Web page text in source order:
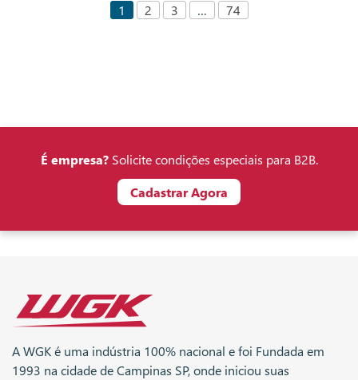
1 2 3 … 74
É empresa?Solicite condições especiais para B2B.
Cadastrar Agora
A WGK é uma indústria 100% nacional e foi Fundada em
1993 na cidade de Campinas SP, onde iniciou suas